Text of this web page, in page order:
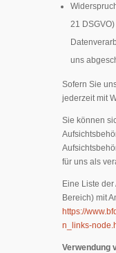
21
uns
Sofern Sie
jederzeit mit
Sie können
für uns als
Eine Liste
Bereich) mit
https://
n_links-
Verwendung